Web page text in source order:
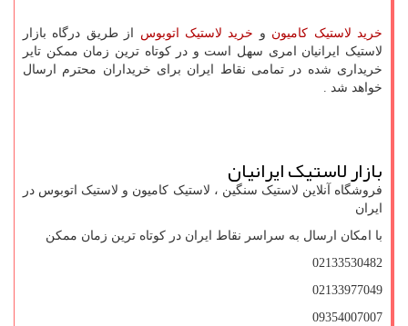
خرید لاستیک کامیون و خرید لاستیک اتوبوس از طریق درگاه بازار
لاستیک ایرانیان امری سهل است و در کوتاه ترین زمان ممکن تایر
خریداری شده در تمامی نقاط ایران برای خریداران محترم ارسال
خواهد شد .
بازار لاستیک ایرانیان
فروشگاه آنلاین لاستیک سنگین ، لاستیک کامیون و لاستیک اتوبوس در
ایران
با امکان ارسال به سراسر نقاط ایران در کوتاه ترین زمان ممکن
02133530482
02133977049
09354007007